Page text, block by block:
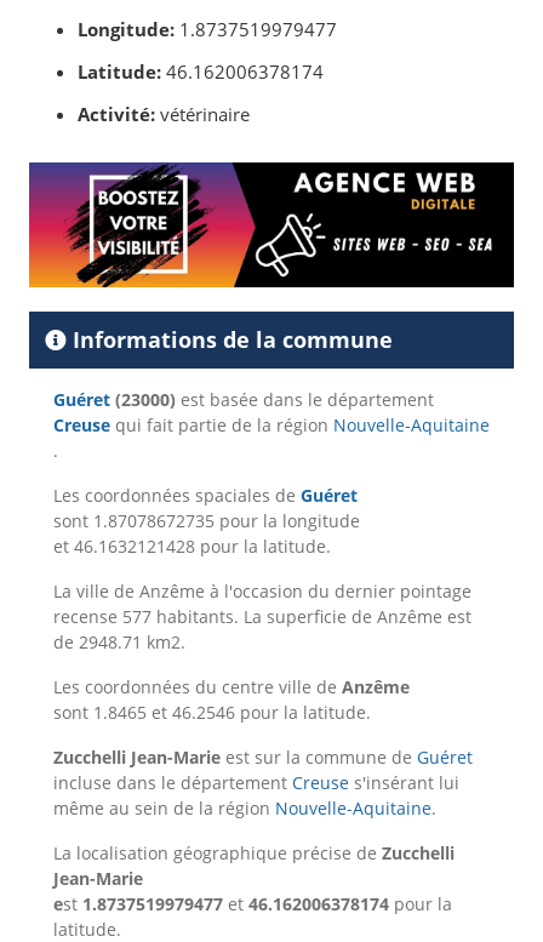
Longitude: 1.8737519979477
Latitude: 46.162006378174
Activité: vétérinaire
Informations de la commune
Guéret (23000) est basée dans le département
Creuse qui fait partie de la région Nouvelle-Aquitaine
.
Les coordonnées spaciales de Guéret
sont 1.87078672735 pour la longitude
et 46.1632121428 pour la latitude.
La ville de Anzême à l'occasion du dernier pointage
recense 577 habitants. La superficie de Anzême est
de 2948.71 km2.
Les coordonnées du centre ville de Anzême
sont 1.8465 et 46.2546 pour la latitude.
Zucchelli Jean-Marie est sur la commune de Guéret
incluse dans le département Creuse s'insérant lui
même au sein de la région Nouvelle-Aquitaine.
La localisation géographique précise de Zucchelli
Jean-Marie
est 1.8737519979477 et 46.162006378174 pour la
latitude.